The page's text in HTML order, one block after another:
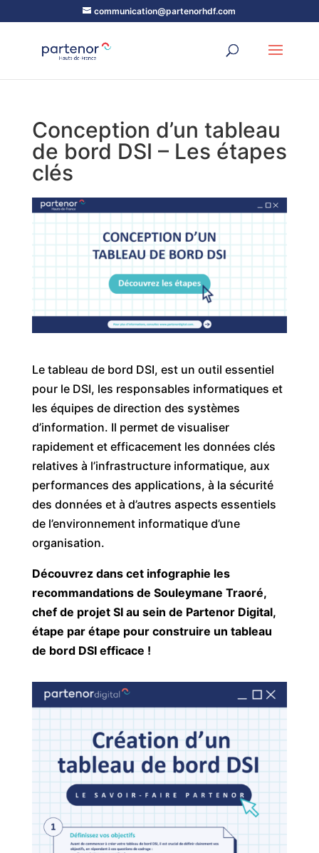
communication@partenorhdf.com
Conception d’un tableau
de bord DSI – Les étapes
clés
Le tableau de bord DSI, est un outil essentiel
pour le DSI, les responsables informatiques et
les équipes de direction des systèmes
d’information. Il permet de visualiser
rapidement et efficacement les données clés
relatives à l’infrastructure informatique, aux
performances des applications, à la sécurité
des données et à d’autres aspects essentiels
de l’environnement informatique d’une
organisation.
Découvrez dans cet infographie les
recommandations de Souleymane Traoré,
chef de projet SI au sein de Partenor Digital,
étape par étape pour construire un tableau
de bord DSI efficace !